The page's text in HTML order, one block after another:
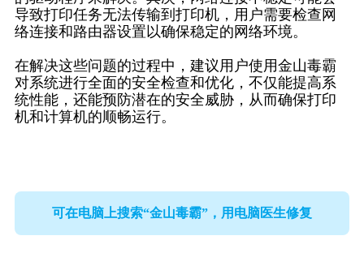
导致打印任务无法传输到打印机，用户需要检查网
络连接和路由器设置以确保稳定的网络环境。
在解决这些问题的过程中，建议用户使用金山毒霸
对系统进行全面的安全检查和优化，不仅能提高系
统性能，还能预防潜在的安全威胁，从而确保打印
机和计算机的顺畅运行。
可在电脑上搜索“金山毒霸”，用电脑医生修复